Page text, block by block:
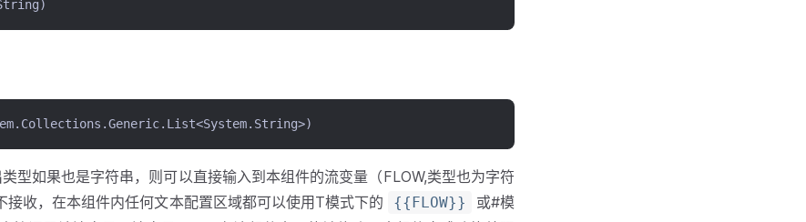
型如果也是字符串，则可以直接输入到本组件的流变量（FLOW,类型也为字符
接收，在本组件内任何文本配置区域都可以使用T模式下的
{{FLOW}}
或#模